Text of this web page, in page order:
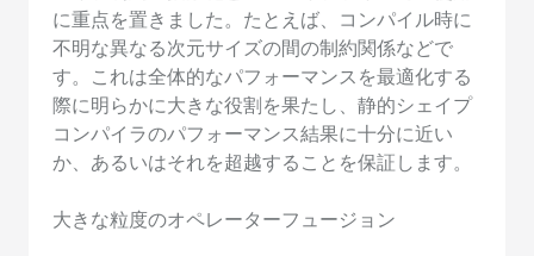
に重点を置きました。たとえば、コンパイル時に
不明な異なる次元サイズの間の制約関係などで
す。これは全体的なパフォーマンスを最適化する
際に明らかに大きな役割を果たし、静的シェイプ
コンパイラのパフォーマンス結果に十分に近い
か、あるいはそれを超越することを保証します。
大きな粒度のオペレーターフュージョン